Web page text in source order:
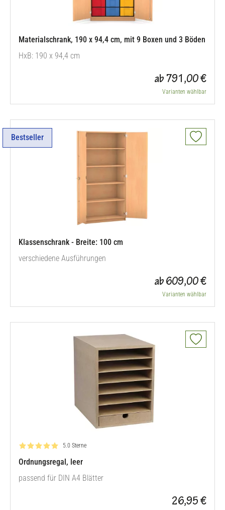
Materialschrank, 190 x 94,4 cm, mit 9 Boxen und 3 Böden
HxB: 190 x 94,4 cm
ab 791,00 €
Varianten wählbar
Bestseller
Klassenschrank - Breite: 100 cm
verschiedene Ausführungen
ab 609,00 €
Varianten wählbar
Bewertung: 5.0 von 5
5.0 Sterne
Ordnungsregal, leer
passend für DIN A4 Blätter
26,95 €